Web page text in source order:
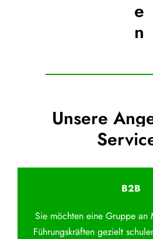
e
n
Unsere
B2B
Sie möchten eine Gruppe an
Führungskräften gezielt